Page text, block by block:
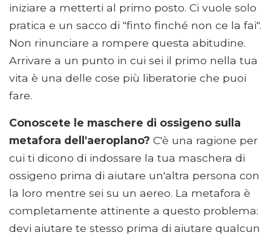
iniziare a metterti al primo posto. Ci vuole solo
pratica e un sacco di "finto finché non ce la fai".
Non rinunciare a rompere questa abitudine.
Arrivare a un punto in cui sei il primo nella tua
vita è una delle cose più liberatorie che puoi
fare.
Conoscete le maschere di ossigeno sulla
metafora dell'aeroplano? C'è una ragione per
cui ti dicono di indossare la tua maschera di
ossigeno prima di aiutare un'altra persona con
la loro mentre sei su un aereo. La metafora è
completamente attinente a questo problema:
devi aiutare te stesso prima di aiutare qualcun